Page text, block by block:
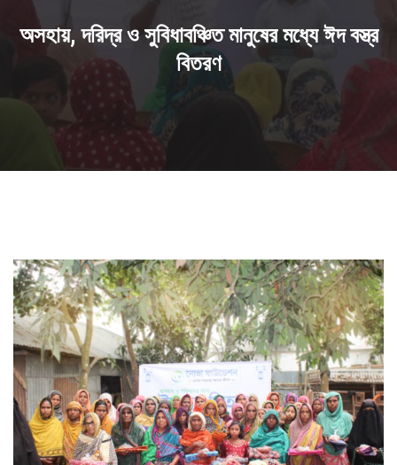
অসহায়, দরিদ্র ও সুবিধাবঞ্চিত মানুষের মধ্যে ঈদ বস্ত্র
বিতরণ